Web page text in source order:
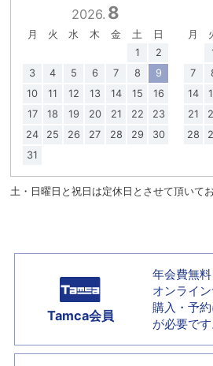
2026. 8
月 火 水 木 金 土
日
1
2
3
4 5 6 7 8
9
10
11 12 13 14 15
16
17
18 19 20 21 22
23
24
25 26 27 28 29
30
31
月
7
14
21
28
土・日曜日と祝日は定休日とさせて頂いてお
Tamca会員
年会費無料
オンライ
購入・予
が必要です